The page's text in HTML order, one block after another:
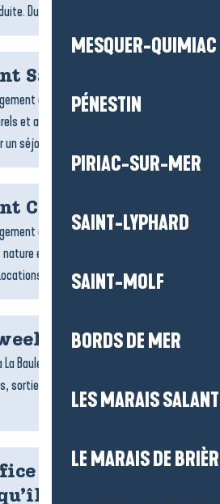
MESQUER-QUIMIAC
PÉNESTIN
PIRIAC-SUR-MER
SAINT-LYPHARD
SAINT-MOLF
BORDS DE MER
LES MARAIS
LE MARAIS DE
Du bord de mer aux...
Saint-Molf
à Saint-Molf ? Entre marais
et ambiance paisible, la commune
séjour ressourçant. Locations,...
Camoël
à Camoël ? Cette commune
et campagne, est parfaite pour
chambres d’hôtes ou...
end
Baule-Presqu’île de Guérande ?
sorties et événements à ne pas
du 15 août à La
de Guérande